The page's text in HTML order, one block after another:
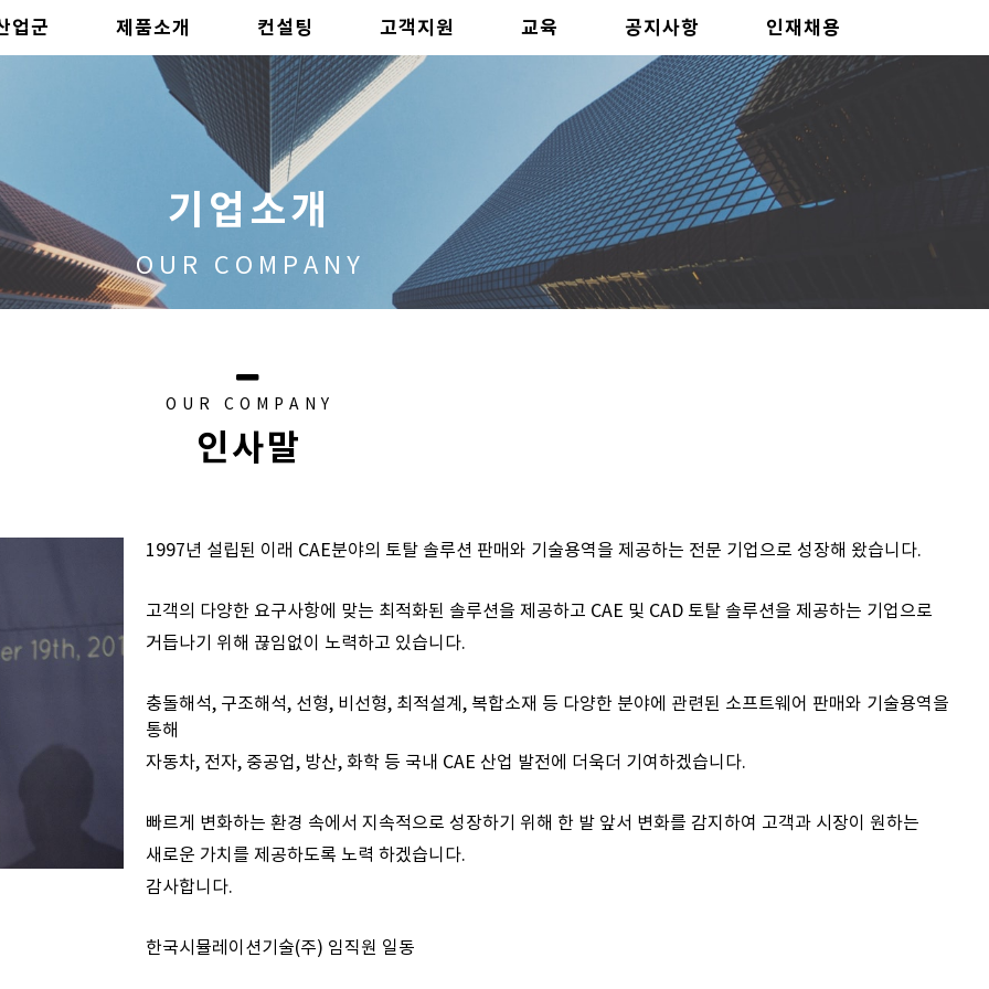
업군 제품소개 컨설팅 고객지원 교육 공지사항 인재채용
기업소개
OUR COMPANY
OUR COMPANY
인사말
1997년 설립된 이래 CAE분야의 토탈 솔루션 판매와 기술용역을 제공하는 전문 기업으로 성장해 왔습니다.
고객의 다양한 요구사항에 맞는 최적화된 솔루션을 제공하고 CAE 및 CAD 토탈 솔루션을 제공하는 기업으로
거듭나기 위해 끊임없이 노력하고 있습니다.
충돌해석, 구조해석, 선형, 비선형, 최적설계, 복합소재 등 다양한 분야에 관련된 소프트웨어 판매와 기술용역을
통해
자동차, 전자, 중공업, 방산, 화학 등 국내 CAE 산업 발전에 더욱더 기여하겠습니다.
빠르게 변화하는 환경 속에서 지속적으로 성장하기 위해 한 발 앞서 변화를 감지하여 고객과 시장이 원하는
새로운 가치를 제공하도록 노력 하겠습니다.
감사합니다.
한국시뮬레이션기술(주) 임직원 일동